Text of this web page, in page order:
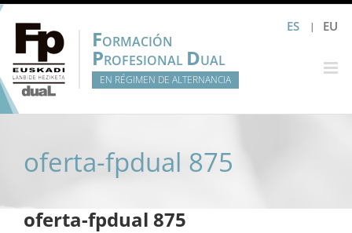
Saltar
contenido
ES EU
FORMACIÓN
PROFESIONAL DUAL
EN RÉGIMEN DE ALTERNANCIA
oferta-fpdual 875
oferta-fpdual 875